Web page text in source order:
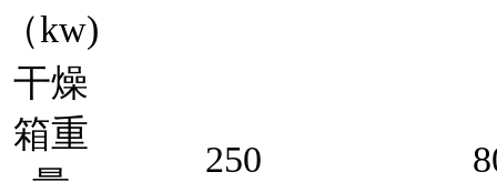
（kw)
干燥
箱重
250